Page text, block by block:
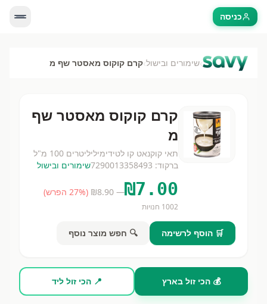
כניסה
›שימורים ובישול›קרם קוקוס מאסטר שף מ
קרם קוקוס מאסטר שף
מ
תאי קוקנאט קו לטידימיליליטרים 100 מ"ל
ברקוד: 7290013358493שימורים ובישול
₪7.00
— ₪
8.90
(
27% הפרש)
1002 חנויות
🛒 הוסף לרשימה 🔍 חפש מוצר נוסף
💰 הכי זול בארץ 📍 הכי זול ליד